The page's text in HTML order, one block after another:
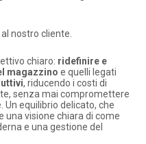
nostro cliente.
chiaro: ridefinire e
magazzino e quelli legati
, riducendo i costi di
senza mai compromettere
Un equilibrio delicato, che
una visione chiara di come
e una gestione del